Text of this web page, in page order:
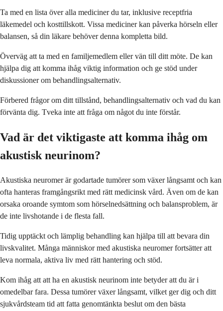
Ta med en lista över alla mediciner du tar, inklusive receptfria
läkemedel och kosttillskott. Vissa mediciner kan påverka hörseln eller
balansen, så din läkare behöver denna kompletta bild.
Överväg att ta med en familjemedlem eller vän till ditt möte. De kan
hjälpa dig att komma ihåg viktig information och ge stöd under
diskussioner om behandlingsalternativ.
Förbered frågor om ditt tillstånd, behandlingsalternativ och vad du kan
förvänta dig. Tveka inte att fråga om något du inte förstår.
Vad är det viktigaste att komma ihåg om
akustisk neurinom?
Akustiska neuromer är godartade tumörer som växer långsamt och kan
ofta hanteras framgångsrikt med rätt medicinsk vård. Även om de kan
orsaka oroande symtom som hörselnedsättning och balansproblem, är
de inte livshotande i de flesta fall.
Tidig upptäckt och lämplig behandling kan hjälpa till att bevara din
livskvalitet. Många människor med akustiska neuromer fortsätter att
leva normala, aktiva liv med rätt hantering och stöd.
Kom ihåg att att ha en akustisk neurinom inte betyder att du är i
omedelbar fara. Dessa tumörer växer långsamt, vilket ger dig och ditt
sjukvårdsteam tid att fatta genomtänkta beslut om den bästa